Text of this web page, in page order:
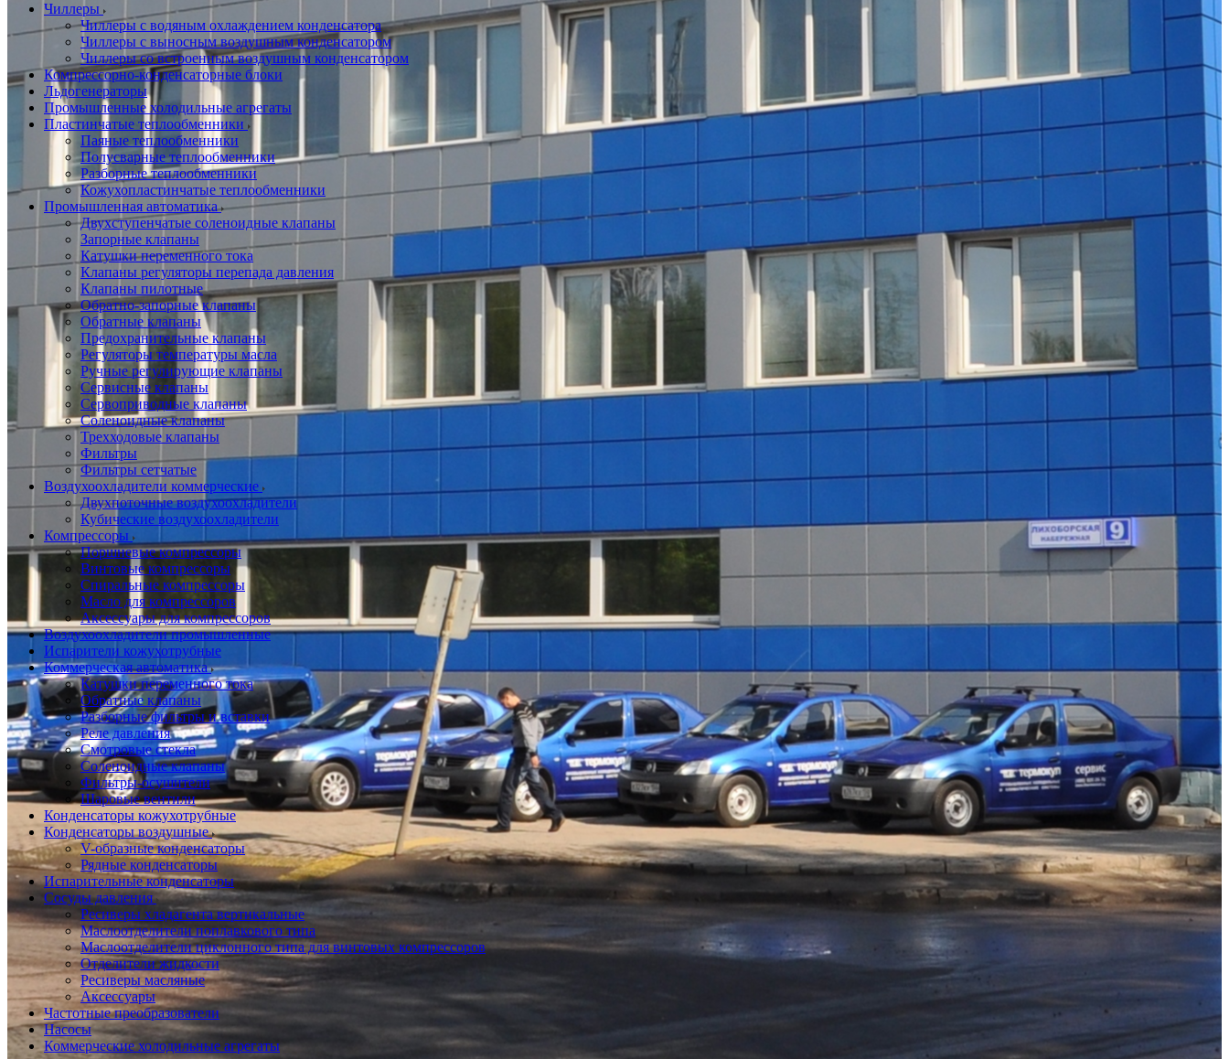
Чиллеры
Чиллеры с водяным охлаждением конденсатора
Чиллеры с выносным воздушным конденсатором
Чиллеры со встроенным воздушным конденсатором
Компрессорно-конденсаторные блоки
Льдогенераторы
Промышленные холодильные агрегаты
Пластинчатые теплообменники
Паяные теплообменники
Полусварные теплообменники
Разборные теплообменники
Кожухопластинчатые теплообменники
Промышленная автоматика
Двухступенчатые соленоидные клапаны
Запорные клапаны
Катушки переменного тока
Клапаны регуляторы перепада давления
Клапаны пилотные
Обратно-запорные клапаны
Обратные клапаны
Предохранительные клапаны
Регуляторы температуры масла
Ручные регулирующие клапаны
Сервисные клапаны
Сервоприводные клапаны
Соленоидные клапаны
Трехходовые клапаны
Фильтры
Фильтры сетчатые
Воздухоохладители коммерческие
Двухпоточные воздухоохладители
Кубические воздухоохладители
Компрессоры
Поршневые компрессоры
Винтовые компрессоры
Спиральные компрессоры
Масло для компрессоров
Аксессуары для компрессоров
Воздухоохладители промышленные
Испарители кожухотрубные
Коммерческая автоматика
Катушки переменного тока
Обратные клапаны
Разборные фильтры и вставки
Реле давления
Смотровые стекла
Соленоидные клапаны
Фильтры-осушители
Шаровые вентили
Конденсаторы кожухотрубные
Конденсаторы воздушные
V-образные конденсаторы
Рядные конденсаторы
Испарительные конденсаторы
Сосуды давления
Ресиверы хладагента вертикальные
Маслоотделители поплавкового типа
Маслоотделители циклонного типа для винтовых компрессоров
Отделители жидкости
Ресиверы масляные
Аксессуары
Частотные преобразователи
Насосы
Коммерческие холодильные агрегаты